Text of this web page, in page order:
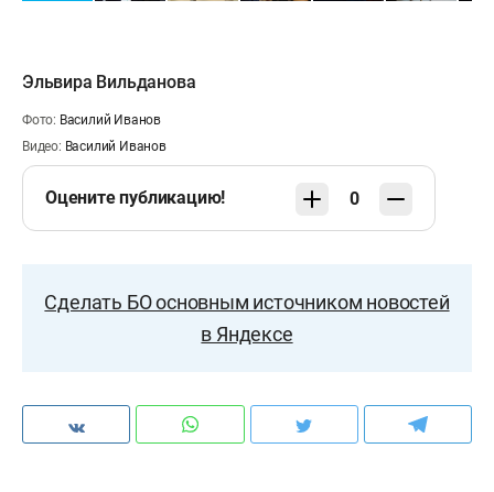
Эльвира Вильданова
Фото: Василий Иванов
Видео: Василий Иванов
Оцените публикацию! 0
Сделать БО основным источником новостей
в Яндексе